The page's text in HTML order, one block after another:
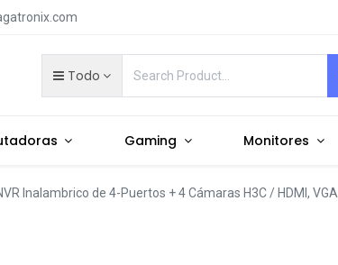
Todo
Gaming Monitores
Inalambrico de 4-Puertos + 4 Cámaras H3C / HDMI, VGA